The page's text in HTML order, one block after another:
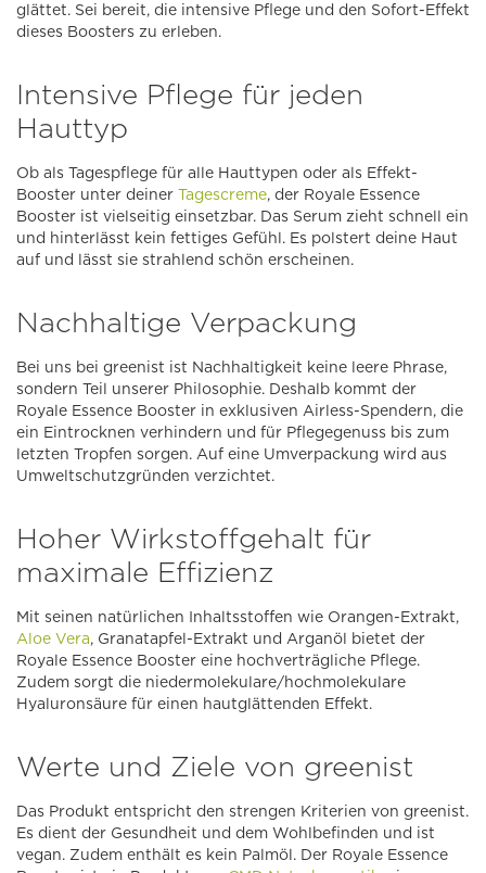
glättet. Sei bereit, die intensive Pflege und den Sofort-Effekt
dieses Boosters zu erleben.
Intensive Pflege für jeden
Hauttyp
Ob als Tagespflege für alle Hauttypen oder als Effekt-
Booster unter deiner Tagescreme, der Royale Essence
Booster ist vielseitig einsetzbar. Das Serum zieht schnell ein
und hinterlässt kein fettiges Gefühl. Es polstert deine Haut
auf und lässt sie strahlend schön erscheinen.
Nachhaltige Verpackung
Bei uns bei greenist ist Nachhaltigkeit keine leere Phrase,
sondern Teil unserer Philosophie. Deshalb kommt der
Royale Essence Booster in exklusiven Airless-Spendern, die
ein Eintrocknen verhindern und für Pflegegenuss bis zum
letzten Tropfen sorgen. Auf eine Umverpackung wird aus
Umweltschutzgründen verzichtet.
Hoher Wirkstoffgehalt für
maximale Effizienz
Mit seinen natürlichen Inhaltsstoffen wie Orangen-Extrakt,
Aloe Vera, Granatapfel-Extrakt und Arganöl bietet der
Royale Essence Booster eine hochverträgliche Pflege.
Zudem sorgt die niedermolekulare/hochmolekulare
Hyaluronsäure für einen hautglättenden Effekt.
Werte und Ziele von greenist
Das Produkt entspricht den strengen Kriterien von greenist.
Es dient der Gesundheit und dem Wohlbefinden und ist
vegan. Zudem enthält es kein Palmöl. Der Royale Essence